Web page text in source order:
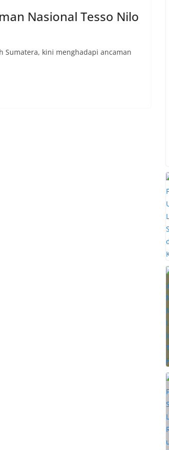
Nasional Tesso Nilo
Sumatera, kini menghadapi ancaman